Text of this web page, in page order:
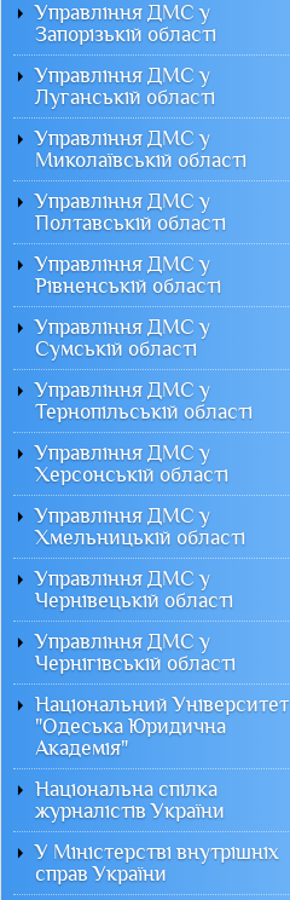
Управління ДМС у
Запорізькій області
Управління ДМС у
Луганській області
Управління ДМС у
Миколаївській області
Управління ДМС у
Полтавській області
Управління ДМС у
Рівненській області
Управління ДМС у
Сумській області
Управління ДМС у
Тернопільській області
Управління ДМС у
Херсонській області
Управління ДМС у
Хмельницькій області
Управління ДМС у
Чернівецькій області
Управління ДМС у
Чернігівській області
Національний Університет
"Одеська Юридична
Академія"
Національна спілка
журналістів України
У Міністерстві внутрішніх
справ України